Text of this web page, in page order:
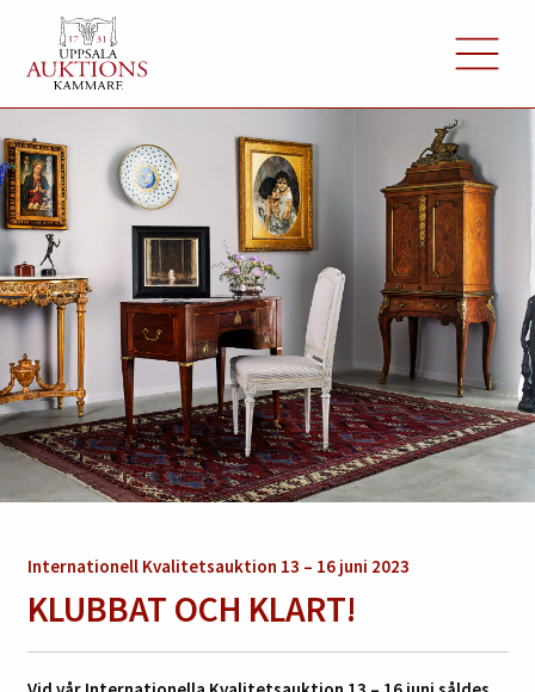
Internationell Kvalitetsauktion 13 – 16 juni 2023
KLUBBAT OCH KLART!